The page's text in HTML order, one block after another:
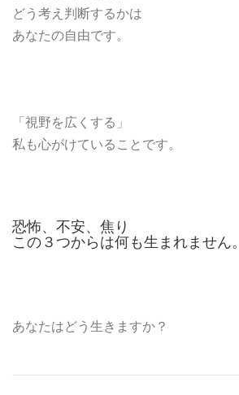
どう考え判断するかは
あなたの自由です。
「視野を広くする」
私も心がけていることです。
恐怖、不安、焦り
この３つからは何も生まれません。
あなたはどう生きますか？